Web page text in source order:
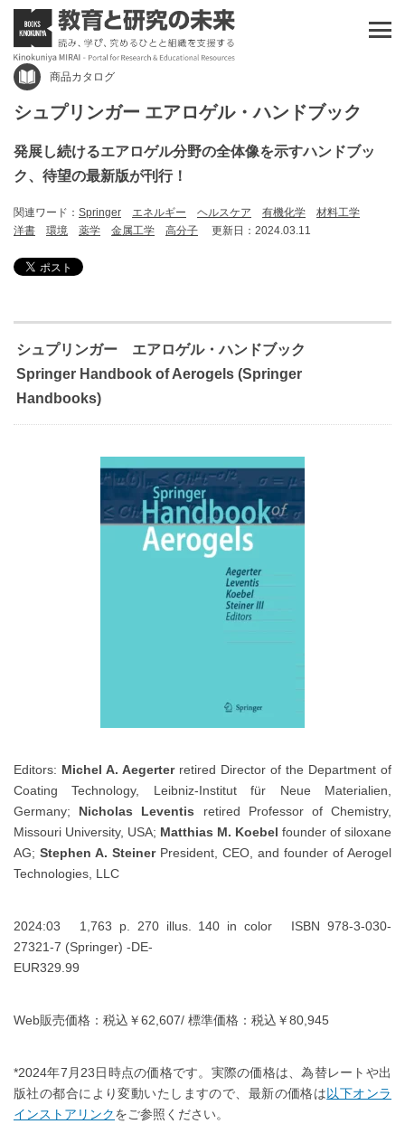
商品カタログ
シュプリンガー エアロゲル・ハンドブック
発展し続けるエアロゲル分野の全体像を示すハンドブッ
ク、待望の最新版が刊行！
関連ワード： Springer エネルギー ヘルスケア 有機化学
材料工学
洋書
環境 薬学 金属工学 高分子 更新日：2024.03.11
シュプリンガー エアロゲル・ハンドブック
Springer Handbook of Aerogels (Springer
Handbooks)
Editors: Michel A. Aegerterretired Director of the Department of
Coating Technology, Leibniz-Institut für Neue Materialien,
Germany; Nicholas Leventis retired Professor of Chemistry,
Missouri University, USA; Matthias M. Koebel founder of siloxane
AG; Stephen A. SteinerPresident, CEO, and founder of Aerogel
Technologies, LLC
2024:03 1,763 p. 270 illus. 140 in color ISBN 978-3-030-
27321-7 (Springer) -DE-
EUR329.99
Web販売価格：税込￥62,607/ 標準価格：税込￥80,945
*2024年7月23日時点の価格です。実際の価格は、為替レートや出
版社の都合により変動いたしますので、最新の価格は以下オンラ
インストアリンクをご参照ください。